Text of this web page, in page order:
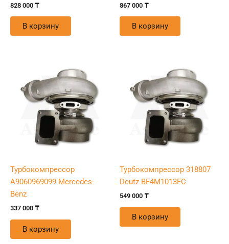
828 000 ₸
В корзину
867 000 ₸
В корзину
Турбокомпрессор
A9060969099 Mercedes-
Benz
337 000 ₸
В корзину
Турбокомпрессор 318807
Deutz BF4M1013FC
549 000 ₸
В корзину